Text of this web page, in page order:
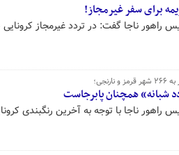
برای سفر غیرمجاز!
راهور ناجا گفت: در تردد غیرمجاز
شبانه» همچنان پابرجاست
راهور ناجا با توجه به آخرین رنگبندی